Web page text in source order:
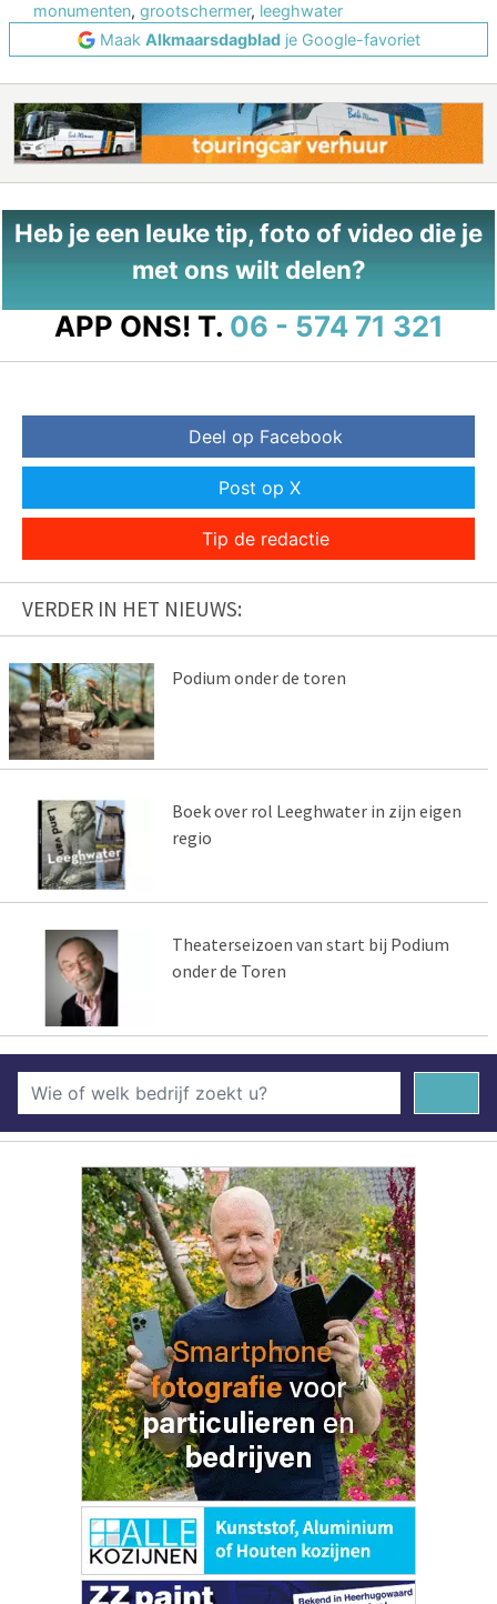
monumenten, grootschermer, leeghwater
Maak Alkmaarsdagbladje Google-favoriet
Heb je een leuke tip, foto of video die je
met ons wilt delen?
APP ONS! T. 06 - 574 71 321
Deel op Facebook
Post op X
Tip de redactie
VERDER IN HET NIEUWS:
Podium onder de toren
Boek over rol Leeghwater in zijn eigen
regio
Theaterseizoen van start bij Podium
onder de Toren